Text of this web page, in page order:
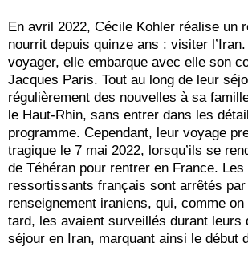
En avril 2022, Cécile Kohler réalise un
nourrit depuis quinze ans : visiter
voyager, elle embarque avec elle son
Jacques Paris. Tout au long de leur
régulièrement des nouvelles à sa
le Haut-Rhin, sans entrer dans les
programme. Cependant, leur voyage
tragique le 7 mai 2022, lorsqu’ils se
de Téhéran pour rentrer en France. Les
ressortissants français sont arrêtés
renseignement iraniens, qui, comme on
tard, les avaient surveillés durant leurs
séjour en Iran, marquant ainsi le début